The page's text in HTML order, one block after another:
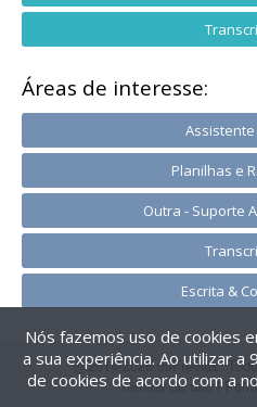
Áreas de interesse:
Planilhas e
Outra - Suporte
Escrita &
@2014-2026 99Freelas.
Termos de uso|
Nós fazemos uso de cookies
a sua experiência. Ao utilizar a
de cookies de acordo com a